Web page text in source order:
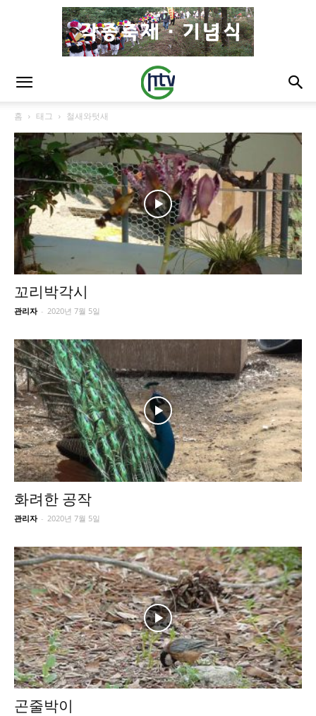
홈 태그 철새와텃새
꼬리박각시
관리자 - 2020년 7월 5일
화려한 공작
관리자 - 2020년 7월 5일
곤줄박이